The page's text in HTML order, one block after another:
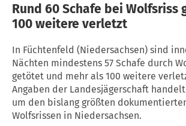
Rund 60 Schafe bei Wolfsriss
100 weitere verletzt
In Füchtenfeld (Niedersachsen) sind
Nächten mindestens 57 Schafe durch
getötet und mehr als 100 weitere
Angaben der Landesjägerschaft
um den bislang größten
Wolfsrissen in Niedersachsen.